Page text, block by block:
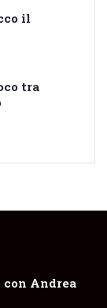
il
tra
con Andrea